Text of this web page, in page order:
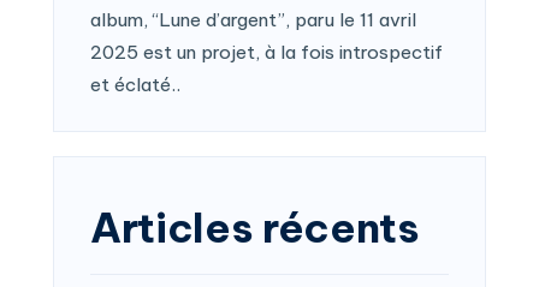
album, “Lune d’argent”, paru le 11 avril
2025 est un projet, à la fois introspectif
et éclaté..
Articles récents